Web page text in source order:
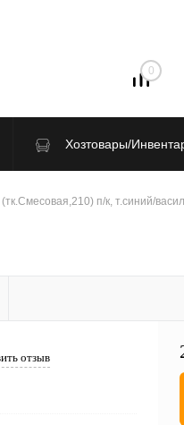
0
Хозтовары/
п/к, т.синий/
отзыв